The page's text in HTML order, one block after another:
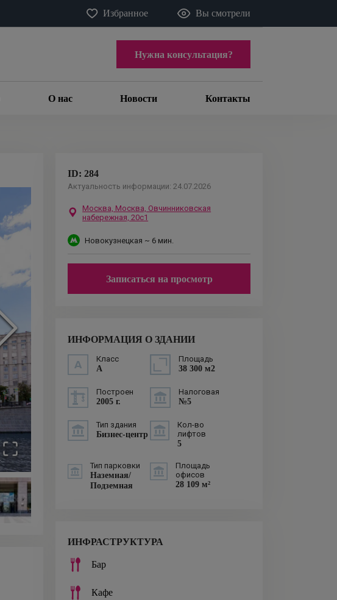
Избранное Вы смотрели
Нужна консультация?
О нас Новости Контакты
ID: 284
Актуальность информации: 24.07.2026
Москва, Москва, Овчинниковская
набережная, 20с1
Новокузнецкая ~ 6 мин.
Записаться на просмотр
ИНФОРМАЦИЯ О ЗДАНИИ
Класс
A
Площадь
38 300 м2
Построен
2005 г.
Налоговая
№5
Тип здания
Бизнес-центр
Кол-во
лифтов
5
Тип парковки
Наземная/
Подземная
Площадь
офисов
28 109 м²
ИНФРАСТРУКТУРА
Бар
Кафе